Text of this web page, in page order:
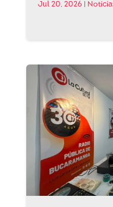
Jul 20, 2026